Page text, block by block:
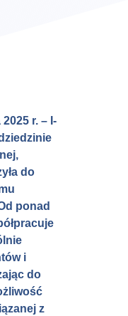
r. – I-
do
ponad
i
do
z